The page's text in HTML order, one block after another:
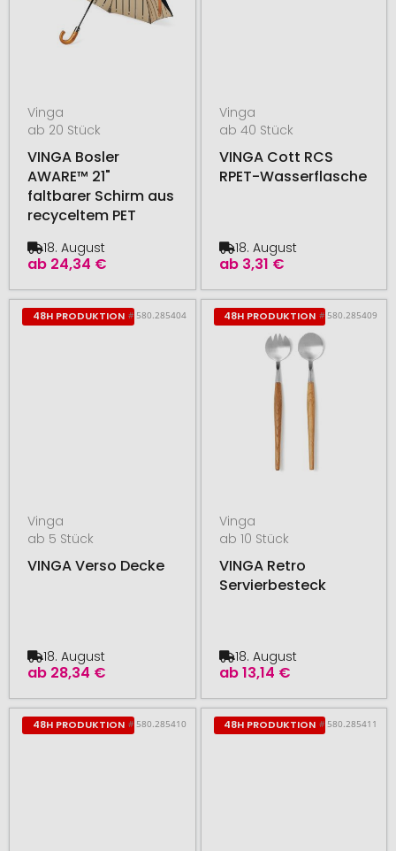
Vinga
ab 20 Stück
VINGA Bosler
AWARE™ 21"
faltbarer Schirm aus
recyceltem PET
ab 24,34 €
18. August
Vinga
ab 40 Stück
VINGA Cott RCS
RPET-Wasserflasche
ab 3,31 €
18. August
48H PRODUKTION # 580.285404
Vinga
ab 5 Stück
VINGA Verso Decke
ab 28,34 €
18. August
48H PRODUKTION # 580.285409
Vinga
ab 10 Stück
VINGA Retro
Servierbesteck
ab13,14 €
18. August
48H PRODUKTION # 580.285410 48H PRODUKTION # 580.285411